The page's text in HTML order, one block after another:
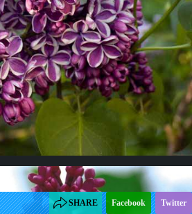
SHARE Facebook Twitter